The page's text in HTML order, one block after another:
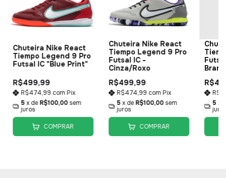
Chuteira Nike React
Tiempo Legend 9 Pro
Futsal IC "Blue Print"
R$499,99
R$474,99 com Pix
5x deR$100,00 sem
juros
COMPRAR
Chuteira Nike React
Tiempo Legend 9 Pro
Futsal IC -
Cinza/Roxo
R$499,99
R$474,99 com Pix
5 x deR$100,00 sem
juros
COMPRAR
5 x